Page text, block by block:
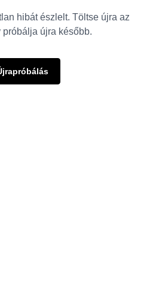
hibát észlelt. Töltse újra az
próbálja újra később.